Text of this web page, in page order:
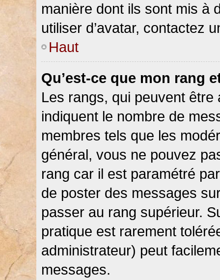
manière dont ils sont mis à
utiliser d’avatar, contactez
Haut
Qu’est-ce que mon rang
Les rangs, qui peuvent être
indiquent le nombre de
membres tels que les
général, vous ne pouvez
rang car il est paramétré
de poster des messages
passer au rang supérieur.
pratique est rarement
administrateur) peut
messages.